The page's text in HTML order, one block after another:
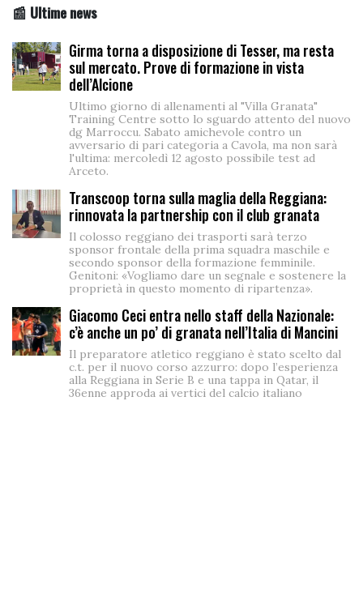
📰 Ultime news
Girma torna a disposizione di Tesser, ma resta
sul mercato. Prove di formazione in vista
dell’Alcione
Ultimo giorno di allenamenti al "Villa Granata"
Training Centre sotto lo sguardo attento del nuovo
dg Marroccu. Sabato amichevole contro un
avversario di pari categoria a Cavola, ma non sarà
l'ultima: mercoledì 12 agosto possibile test ad
Arceto.
Transcoop torna sulla maglia della Reggiana:
rinnovata la partnership con il club granata
Il colosso reggiano dei trasporti sarà terzo
sponsor frontale della prima squadra maschile e
secondo sponsor della formazione femminile.
Genitoni: «Vogliamo dare un segnale e sostenere la
proprietà in questo momento di ripartenza».
Giacomo Ceci entra nello staff della Nazionale:
c’è anche un po’ di granata nell’Italia di Mancini
Il preparatore atletico reggiano è stato scelto dal
c.t. per il nuovo corso azzurro: dopo l’esperienza
alla Reggiana in Serie B e una tappa in Qatar, il
36enne approda ai vertici del calcio italiano